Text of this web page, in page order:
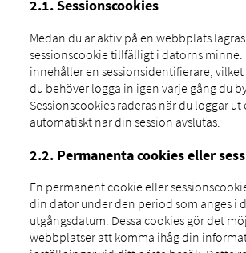
2.1. Sessionscookies
Medan du är aktiv på en webbplats
sessionscookie tillfälligt i datorns minne.
innehåller en sessionsidentifierare,
du behöver logga in igen varje gång du
Sessionscookies raderas när du loggar
automatiskt när din session avslutas.
2.2. Permanenta cookies eller
En permanent cookie eller
din dator under den period som anges i
utgångsdatum. Dessa cookies gör det
webbplatser att komma ihåg din